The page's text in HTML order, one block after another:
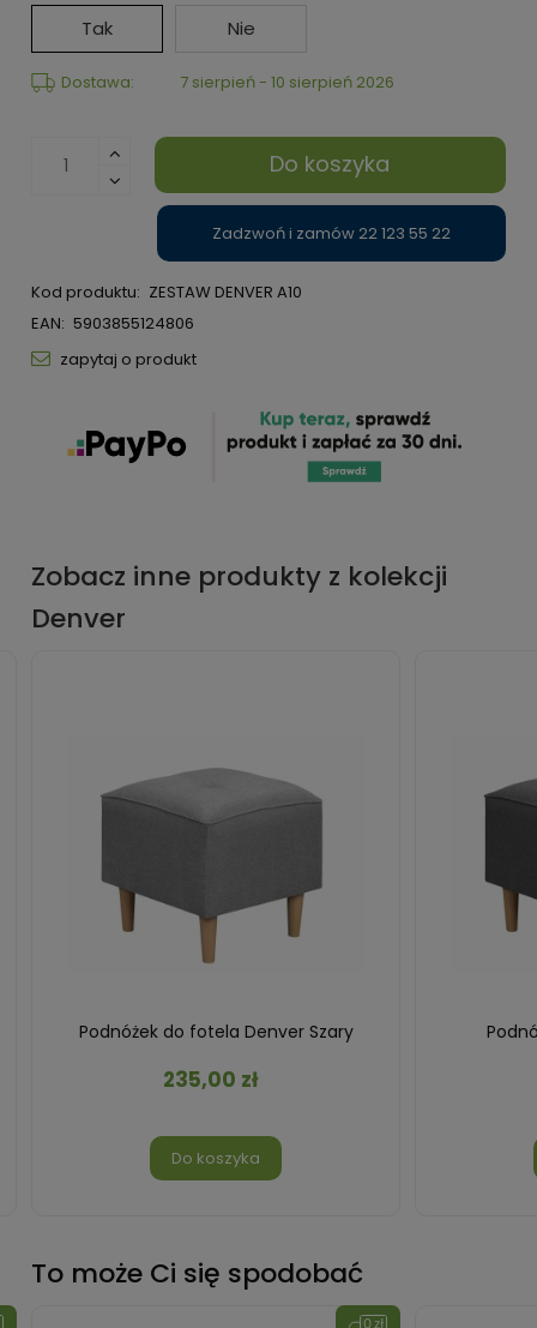
Tak
Nie
Dostawa: 7 sierpień - 10 sierpień 2026
Do koszyka
Zadzwoń i zamów 22 123 55 22
Kod produktu: ZESTAW DENVER A10
EAN: 5903855124806
zapytaj o produkt
Zobacz inne produkty z kolekcji
Denver
Podnóżek do fotela Denver Szary
235,00 zł
Do koszyka
To może Ci się spodobać